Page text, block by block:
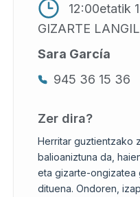
12:00etatik
GIZARTE
Sara García
945 36 15 36
Zer dira?
Herritar guztientzako
balioaniztuna da,
eta gizarte-ongizatea
dituena. Ondoren,